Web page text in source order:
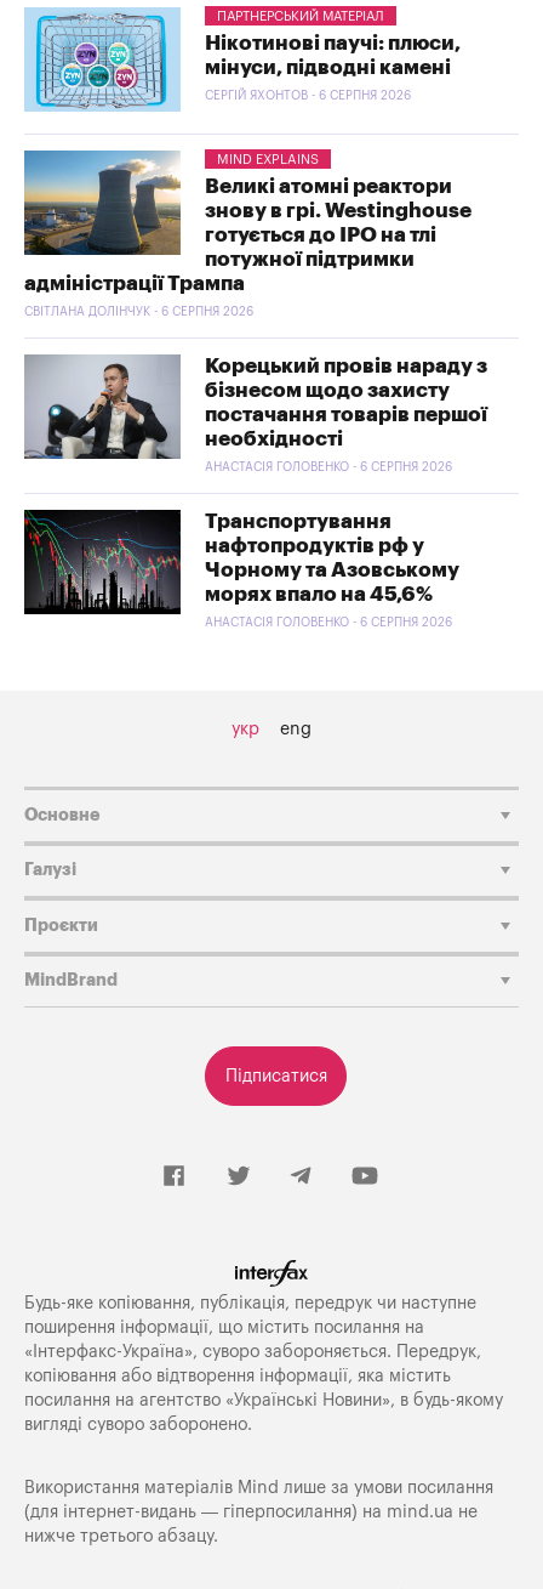
ПАРТНЕРСЬКИЙ МАТЕРІАЛ
Нікотинові паучі: плюси,
мінуси, підводні камені
СЕРГІЙ ЯХОНТОВ - 6 СЕРПНЯ 2026
MIND EXPLAINS
Великі атомні реактори
знову в грі. Westinghouse
готується до IPO на тлі
потужної підтримки
адміністрації Трампа
СВІТЛАНА ДОЛІНЧУК - 6 СЕРПНЯ 2026
Корецький провів нараду з
бізнесом щодо захисту
постачання товарів першої
необхідності
АНАСТАСІЯ ГОЛОВЕНКО - 6 СЕРПНЯ 2026
Транспортування
нафтопродуктів рф у
Чорному та Азовському
морях впало на 45,6%
АНАСТАСІЯ ГОЛОВЕНКО - 6 СЕРПНЯ 2026
укр eng
Підписатися
Основне
Галузі
Проєкти
MindBrand
Будь-яке копiювання, публiкацiя, передрук чи наступне
поширення iнформацiї, що мiстить посилання на
«Iнтерфакс-Україна», суворо забороняється. Передрук,
копіювання або відтворення інформації, яка містить
посилання на агентство «Українські Новини», в будь-якому
вигляді суворо заборонено.
Використання матеріалів Mind лише за умови посилання
(для інтернет-видань — гіперпосилання) на mind.ua не
нижче третього абзацу.